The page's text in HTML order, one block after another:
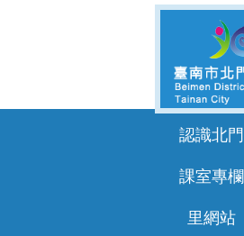
認識北門
課室專欄
里網站